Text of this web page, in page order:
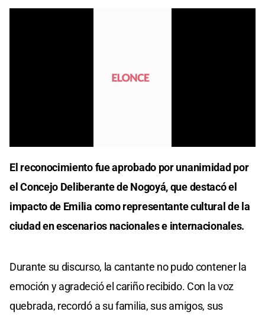
of
seconds
El reconocimiento fue aprobado por unanimidad por
el Concejo Deliberante de Nogoyá, que destacó el
impacto de Emilia como representante cultural de la
ciudad en escenarios nacionales e internacionales.
Durante su discurso, la cantante no pudo contener la
emoción y agradeció el cariño recibido. Con la voz
quebrada, recordó a su familia, sus amigos, sus